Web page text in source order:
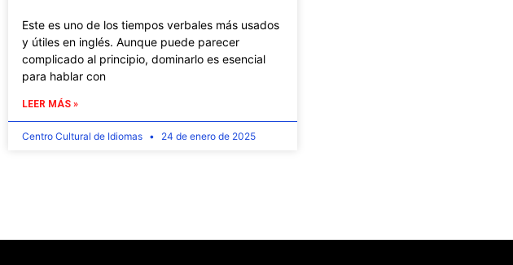
Este es uno de los tiempos verbales más usados
y útiles en inglés. Aunque puede parecer
complicado al principio, dominarlo es esencial
para hablar con
LEER MÁS »
Centro Cultural de Idiomas 24 de enero de 2025